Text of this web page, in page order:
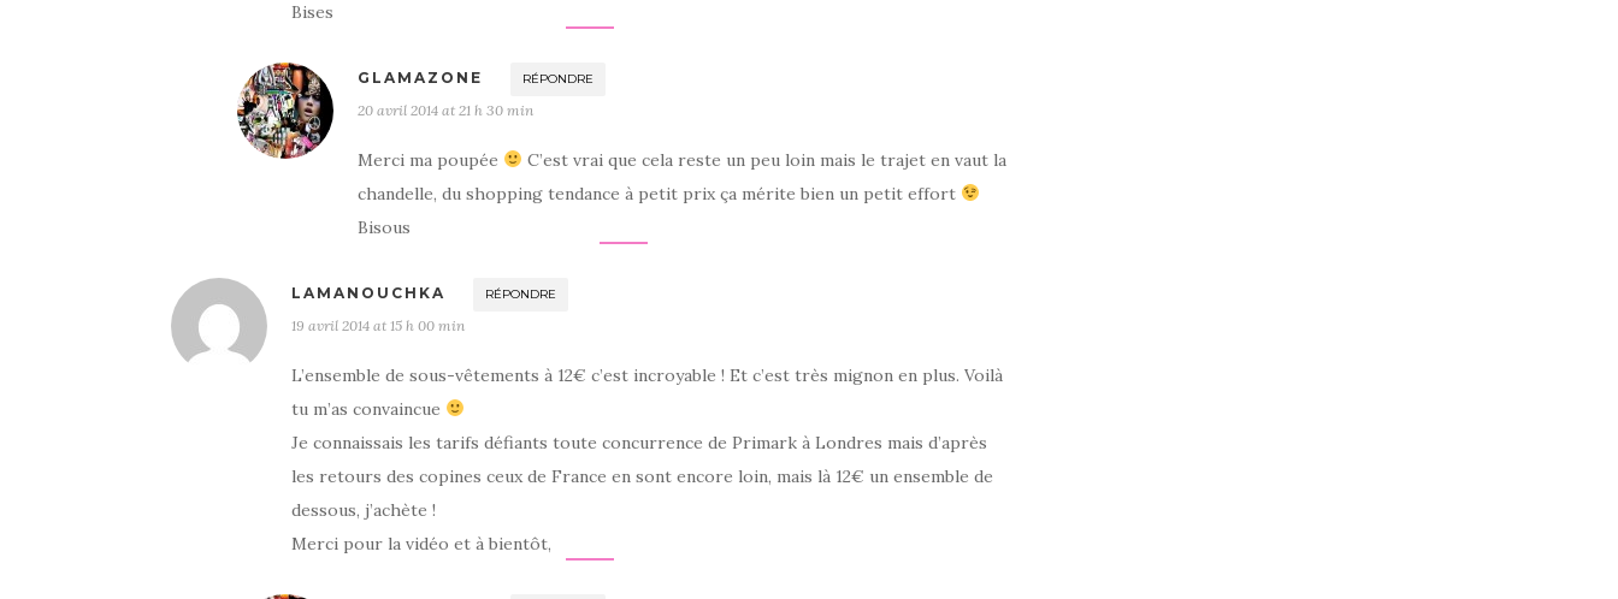
Bises
GLAMAZONE RÉPONDRE
20 avril 2014 at 21 h 30 min
Merci ma poupée
C’est vrai que cela reste un peu loin mais le trajet en vaut la
chandelle, du shopping tendance à petit prix ça mérite bien un petit effort
Bisous
LAMANOUCHKA RÉPONDRE
19 avril 2014 at 15 h 00 min
L’ensemble de sous-vêtements à 12€ c’est incroyable ! Et c’est très mignon en plus. Voilà
tu m’as convaincue
Je connaissais les tarifs défiants toute concurrence de Primark à Londres mais d’après
les retours des copines ceux de France en sont encore loin, mais là 12€ un ensemble de
dessous, j’achète !
Merci pour la vidéo et à bientôt,